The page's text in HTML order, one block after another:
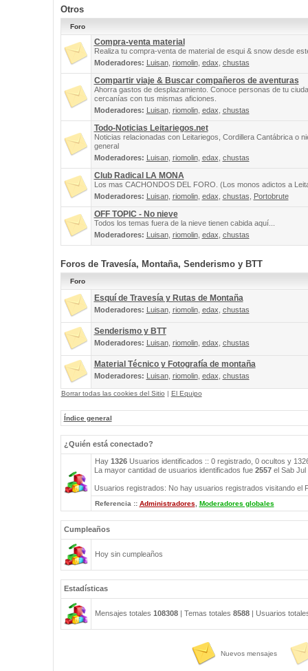
Otros
Foro
Compra-venta material
Realiza tu compra-venta de material de esqui & snow desde
Moderadores: Luisan, riomolin, edax chustas
Compartir viaje & Buscar compañeros de aventuras
Ahorra gastos de desplazamiento. Conoce personas de tu
cercanías con tus mismas aficiones.
Moderadores: Luisan, riomolin, edax chustas
Todo-Noticias Leitariegos.net
Noticias relacionadas con Leitariegos, Cordillera Cantábrica o
general
Moderadores: Luisan, riomolin, edax chustas
Club Radical LA MONA
Los mas CACHONDOS DEL FORO. (Los monos adictos a
Moderadores: Luisan, riomolin, edax chustas Portobrute
OFF TOPIC - No nieve
Todos los temas fuera de la nieve tienen cabida aquí...
Moderadores: Luisan, riomolin, edax chustas
Foros de Travesía, Montaña, Senderismo y BTT
Foro
Esquí de Travesía y Rutas de Montaña
Moderadores: Luisan, riomolin, edax chustas
Senderismo y BTT
Moderadores: Luisan, riomolin, edax chustas
Material Técnico y Fotografía de montaña
Moderadores: Luisan, riomolin, edax chustas
Borrar todas las cookies del Sitio | El Equipo
Índice general
¿Quién está conectado?
Hay 1326Usuarios identificados :: 0 registrado, 0 ocultos y
La mayor cantidad de usuarios identificados fue 2557el Sab Jul
Usuarios registrados: No hay usuarios registrados visitando el
Referencia :: Administradores Moderadores globales
Cumpleaños
Hoy sin cumpleaños
Estadísticas
Mensajes totales 108308| Temas totales 8588| Usuarios
Nuevos mensajes